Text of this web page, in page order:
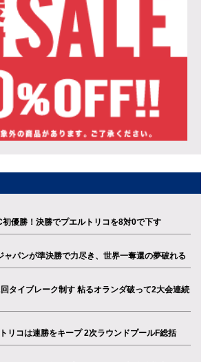
優勝！決勝でプエルトリコを8対0で下す
パンが準決勝で力尽き、世界一奪還の夢破れる
タイブレーク制す 粘るオランダ破って2大会連続
リコは連勝をキープ 2次ラウンドプールF総括